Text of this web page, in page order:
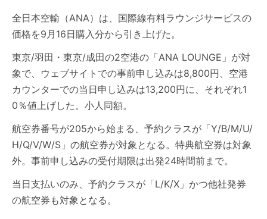
全日本空輸（ANA）は、国際線有料ラウンジサービスの
価格を9月16日購入分から引き上げた。
東京/羽田・東京/成田の2空港の「ANA LOUNGE」が対
象で、ウェブサイトでの事前申し込みは8,800円、空港
カウンターでの当日申し込みは13,200円に、それぞれ1
0％値上げした。小人同額。
航空券番号が205から始まる、予約クラスが「Y/B/M/U/
H/Q/V/W/S」の航空券が対象となる。特典航空券は対象
外。事前申し込みの受付期限は出発24時間前まで。
当日支払いのみ、予約クラスが「L/K/X」かつ他社発券
の航空券も対象となる。